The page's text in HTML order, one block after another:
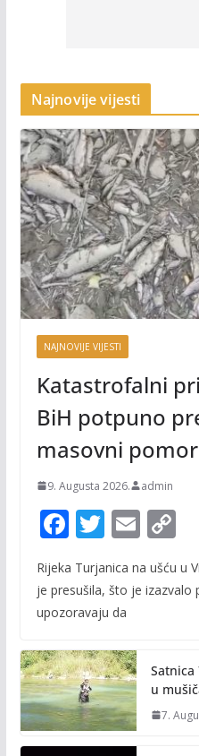
Najnovije vijesti
NAJNOVIJE VIJESTI
Katastrofalni
BiH potpuno
masovni
9. Augusta 2026. admin
F
e
b
o
k
T
itt
er
E
m
ai
C
p
n
k
Rijeka Turjanica na ušću u
je presušila, što je
upozoravaju da
Satnica
u
7.